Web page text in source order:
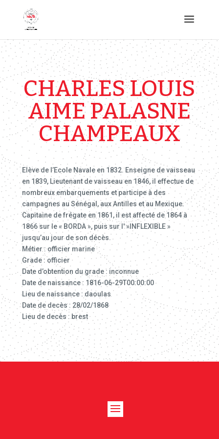
CHARLES LOUIS
AIME PALASNE
CHAMPEAUX
Elève de l’Ecole Navale en 1832. Enseigne de vaisseau
en 1839, Lieutenant de vaisseau en 1846, il effectue de
nombreux embarquements et participe à des
campagnes au Sénégal, aux Antilles et au Mexique.
Capitaine de frégate en 1861, il est affecté de 1864 à
1866 sur le « BORDA », puis sur l' »INFLEXIBLE »
jusqu’au jour de son décès.
Métier : officier marine
Grade : officier
Date d’obtention du grade : inconnue
Date de naissance : 1816-06-29T00:00:00
Lieu de naissance : daoulas
Date de decès : 28/02/1868
Lieu de decès : brest